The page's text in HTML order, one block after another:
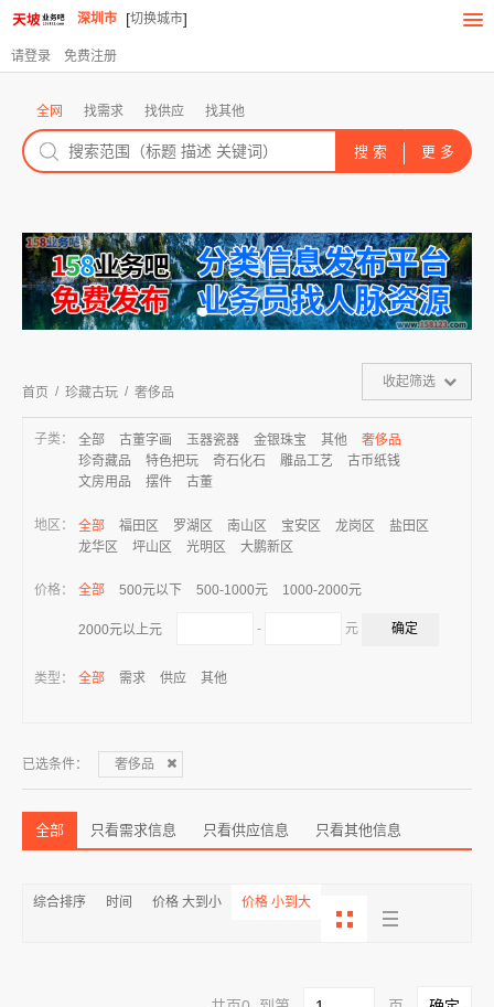
深圳市 [切换城市]
请登录 免费注册
全网 找需求 找供应 找其他
首页 / 珍藏古玩 / 奢侈品
收起筛选
子类： 全部 古董字画 玉器瓷器 金银珠宝 其他
奢侈品
珍奇藏品
特色把玩 奇石化石 雕品工艺
古币纸钱
文房用品
摆件 古董
地区： 全部 福田区 罗湖区 南山区 宝安区 龙岗区
盐田区
龙华区
坪山区 光明区 大鹏新区
价格： 全部 500元以下 500-1000元 1000-2000元
2000元以上元 - 元
类型： 全部 需求 供应 其他
已选条件： 奢侈品
全部 只看需求信息 只看供应信息 只看其他信息
综合排序 时间 价格 大到小 价格 小到大